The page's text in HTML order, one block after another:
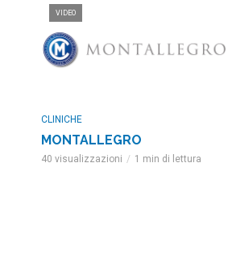
VIDEO
CLINICHE
MONTALLEGRO
40 visualizzazioni 1 min di lettura